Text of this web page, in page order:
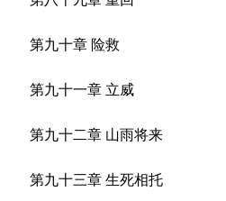
第九十章 险救
第九十一章 立威
第九十二章 山雨将来
第九十三章 生死相托